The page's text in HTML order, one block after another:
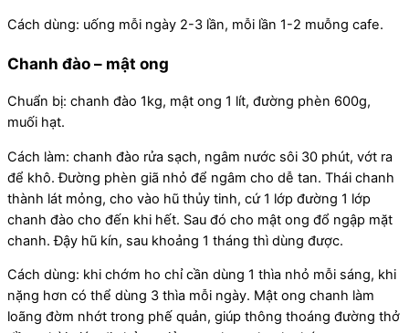
Cách dùng: uống mỗi ngày 2-3 lần, mỗi lần 1-2 muỗng cafe.
Chanh đào – mật ong
Chuẩn bị: chanh đào 1kg, mật ong 1 lít, đường phèn 600g,
muối hạt.
Cách làm: chanh đào rửa sạch, ngâm nước sôi 30 phút, vớt ra
để khô. Đường phèn giã nhỏ để ngâm cho dễ tan. Thái chanh
thành lát mỏng, cho vào hũ thủy tinh, cứ 1 lớp đường 1 lớp
chanh đào cho đến khi hết. Sau đó cho mật ong đổ ngập mặt
chanh. Đậy hũ kín, sau khoảng 1 tháng thì dùng được.
Cách dùng: khi chớm ho chỉ cần dùng 1 thìa nhỏ mỗi sáng, khi
nặng hơn có thể dùng 3 thìa mỗi ngày. Mật ong chanh làm
loãng đờm nhớt trong phế quản, giúp thông thoáng đường thở